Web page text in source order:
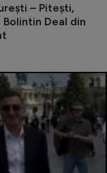
– Pitești,
Deal din